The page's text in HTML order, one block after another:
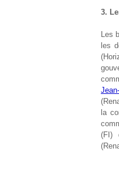
3.
Les
les
la
(FI)